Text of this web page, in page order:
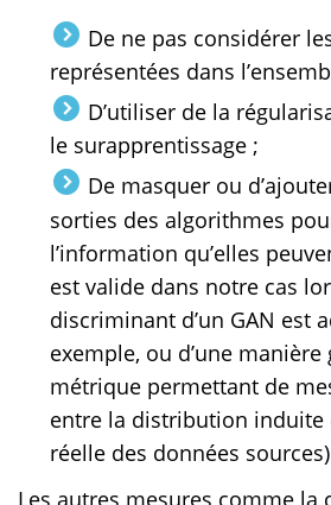
De ne pas considérer
représentées dans
D’utiliser de la
le surapprentissage ;
De masquer ou
sorties des algorithmes
l’information qu’elles
est valide dans notre cas
discriminant d’un GAN est
exemple, ou d’une
métrique permettant de
entre la distribution
réelle des données
Les autres mesures comme la